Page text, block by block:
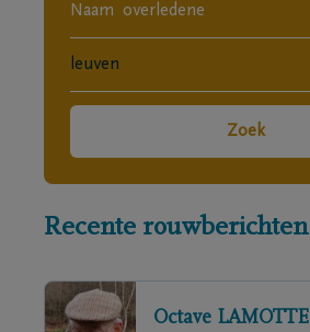
Zoek
Recente rouwberichten
Octave LAMOTTE